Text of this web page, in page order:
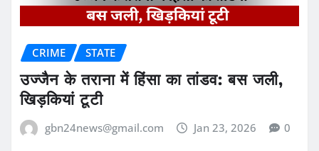
CRIME STATE
उज्जैन के तराना में हिंसा का तांडव: बस जली,
खिड़कियां टूटी
gbn24news@gmail.com Jan 23, 2026 0